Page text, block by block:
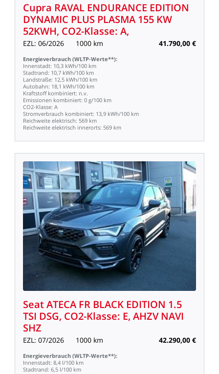
Cupra RAVAL ENDURANCE EDITION
DYNAMIC PLUS PLASMA 155 KW
52KWH, CO2-Klasse: A,
EZL: 06/2026 1000 km 41.790,00 €
Energieverbrauch (WLTP-Werte**):
Innenstadt: 10,3 kWh/100 km
Stadtrand: 10,7 kWh/100 km
Landstraße: 12,5 kWh/100 km
Autobahn: 18,1 kWh/100 km
Kraftstoff kombiniert: n.v.
Emissionen kombiniert: 0 g/100 km
CO2-Klasse: A
Stromverbrauch kombiniert: 13,9 kWh/100 km
Reichweite elektrisch: 569 km
Reichweite elektrisch innerorts: 569 km
SeatATECA FR BLACK EDITION 1.5
TSI DSG, CO2-Klasse: E, AHZV NAVI
SHZ
EZL: 07/2026 1000 km 42.290,00 €
Energieverbrauch (WLTP-Werte**):
Innenstadt: 8,4 l/100 km
Stadtrand: 6,5 l/100 km